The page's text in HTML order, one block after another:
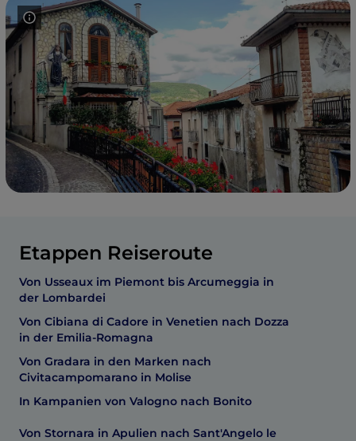
Etappen Reiseroute
Von Usseaux im Piemont bis Arcumeggia in
der Lombardei
Von Cibiana di Cadore in Venetien nach Dozza
in der Emilia-Romagna
Von Gradara in den Marken nach
Civitacampomarano in Molise
In Kampanien von Valogno nach Bonito
Von Stornara in Apulien nach Sant'Angelo le